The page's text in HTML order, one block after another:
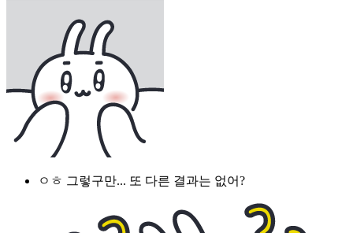
ㅇㅎ 그렇구만... 또 다른 결과는 없어?